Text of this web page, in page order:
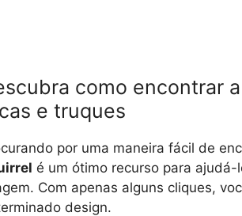
como encontrar
e truques
por uma maneira fácil de
é um ótimo recurso para
Com apenas alguns cliques,
design.